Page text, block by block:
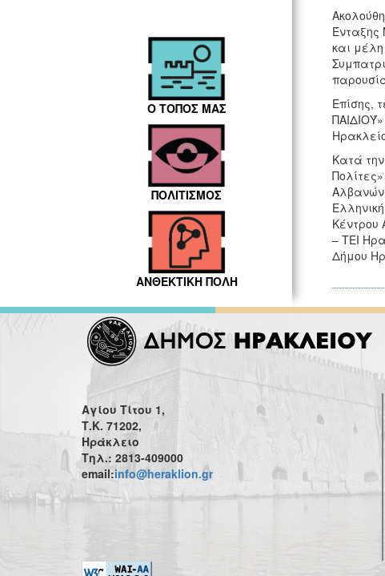
Ο ΤΟΠΟΣ ΜΑΣ
ΠΟΛΙΤΙΣΜΟΣ
ΑΝΘΕΚΤΙΚΗ ΠΟΛΗ
Ένταξης
και
Επίσης,
Κατά
Αλβανών
Κέντρου
– ΤΕΙ
Δήμου
Αγίου Τίτου 1,
Τ.Κ. 71202,
Ηράκλειο
Τηλ.: 2813-409000
email:info@heraklion.gr